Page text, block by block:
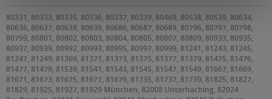
80331, 80333, 80335, 80336, 80337, 80339, 80469, 80538, 80539, 80634,
80636, 80637, 80638, 80639, 80686, 80687, 80689, 80796, 80797, 80798,
80799, 80801, 80802, 80803, 80804, 80805, 80807, 80809, 80933, 80935,
80937, 80939, 80992, 80993, 80995, 80997, 80999, 81241, 81243, 81245,
81247, 81249, 81369, 81371, 81373, 81375, 81377, 81379, 81475, 81476,
81477, 81479, 81539, 81541, 81543, 81545, 81547, 81549, 81667, 81669,
81671, 81673, 81675, 81677, 81679, 81735, 81737, 81739, 81825, 81827,
81829, 81925, 81927, 81929 München, 82008 Unterhaching, 82024